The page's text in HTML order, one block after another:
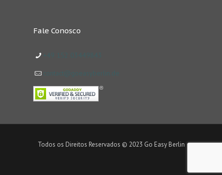
Fale Conosco
Todos os Direitos Reservados © 2023 Go Easy Berlin